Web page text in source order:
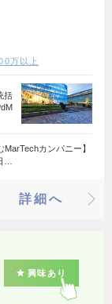
万以上
括
カンパニー】
…
詳細へ
興味あり